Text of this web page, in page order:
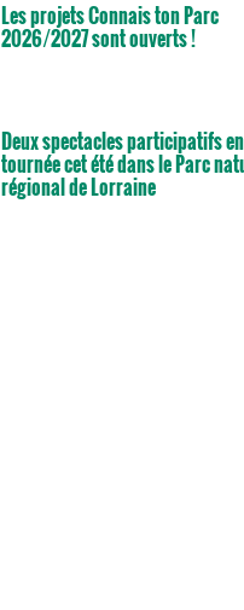
Les projets Connais ton Parc
2026/2027 sont ouverts !
Deux spectacles participatifs en
tournée cet été dans le Parc
régional de Lorraine